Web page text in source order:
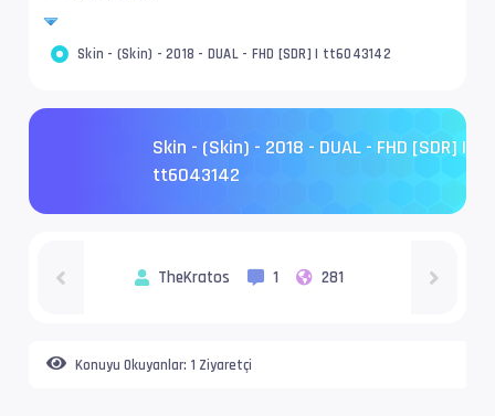
Skin - (Skin) - 2018 - DUAL - FHD [SDR] | tt6043142
Skin - (Skin) - 2018 - DUAL - FHD [SDR] |
tt6043142
TheKratos 1 281
Konuyu Okuyanlar: 1 Ziyaretçi